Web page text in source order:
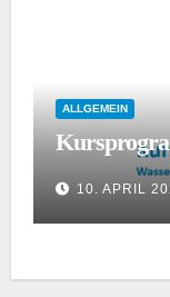
ALLGEMEIN
10. APRIL